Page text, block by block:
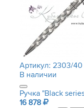
Артикул: 2303/40
В наличии
Ручка "Black
16 878